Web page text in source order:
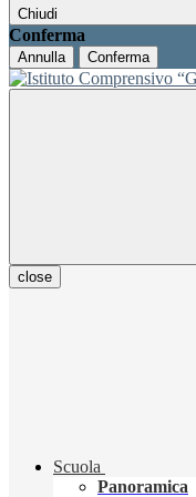
Chiudi
Conferma
Annulla Conferma
close
Scuola
Panoramica